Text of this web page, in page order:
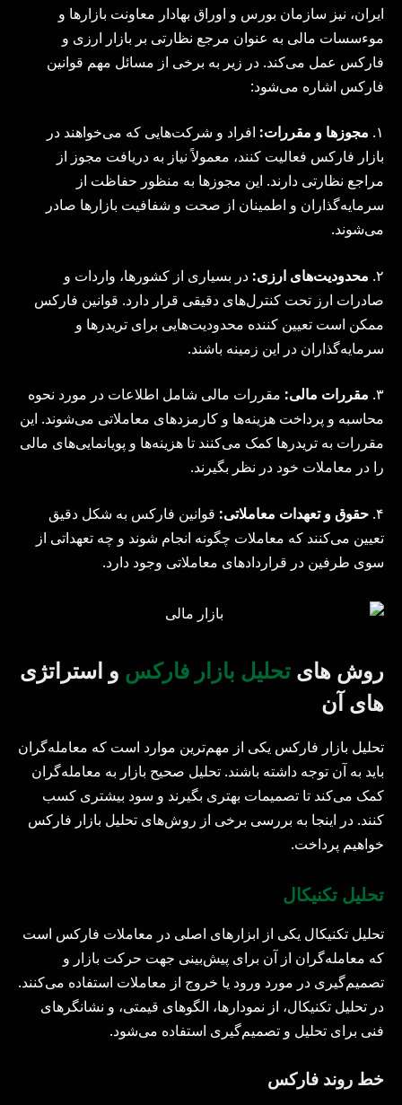
ایران، نیز سازمان بورس و اوراق بهادار معاونت بازارها و
موءسسات مالی به عنوان مرجع نظارتی بر بازار ارزی و
فارکس عمل می‌کند. در زیر به برخی از مسائل مهم قوانین
فارکس اشاره می‌شود:
۱. مجوزها و مقررات: افراد و شرکت‌هایی که می‌خواهند در
بازار فارکس فعالیت کنند، معمولاً نیاز به دریافت مجوز از
مراجع نظارتی دارند. این مجوزها به منظور حفاظت از
سرمایه‌گذاران و اطمینان از صحت و شفافیت بازارها صادر
می‌شوند.
۲. محدودیت‌های ارزی: در بسیاری از کشورها، واردات و
صادرات ارز تحت کنترل‌های دقیقی قرار دارد. قوانین فارکس
ممکن است تعیین کننده محدودیت‌هایی برای تریدرها و
سرمایه‌گذاران در این زمینه باشند.
۳. مقررات مالی: مقررات مالی شامل اطلاعات در مورد نحوه
محاسبه و پرداخت هزینه‌ها و کارمزدهای معاملاتی می‌شوند. این
مقررات به تریدرها کمک می‌کنند تا هزینه‌ها و پویانمایی‌های مالی
را در معاملات خود در نظر بگیرند.
۴. حقوق و تعهدات معاملاتی: قوانین فارکس به شکل دقیق
تعیین می‌کنند که معاملات چگونه انجام شوند و چه تعهداتی از
سوی طرفین در قراردادهای معاملاتی وجود دارد.
روش های تحلیل بازار فارکس و استراتژی
های آن
تحلیل بازار فارکس یکی از مهم‌ترین موارد است که معامله‌گران
باید به آن توجه داشته باشند. تحلیل صحیح بازار به معامله‌گران
کمک می‌کند تا تصمیمات بهتری بگیرند و سود بیشتری کسب
کنند. در اینجا به بررسی برخی از روش‌های تحلیل بازار فارکس
خواهیم پرداخت.
تحلیل تکنیکال
تحلیل تکنیکال یکی از ابزارهای اصلی در معاملات فارکس است
که معامله‌گران از آن برای پیش‌بینی جهت حرکت بازار و
تصمیم‌گیری در مورد ورود یا خروج از معاملات استفاده می‌کنند.
در تحلیل تکنیکال، از نمودارها، الگوهای قیمتی، و نشانگرهای
فنی برای تحلیل و تصمیم‌گیری استفاده می‌شود.
خط روند فارکس